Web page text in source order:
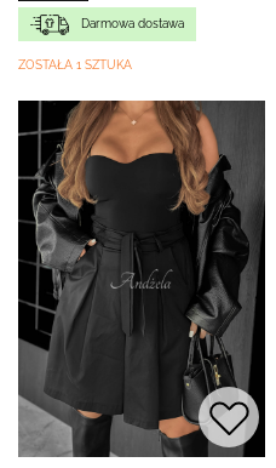
Darmowa dostawa
ZOSTAŁA 1 SZTUKA